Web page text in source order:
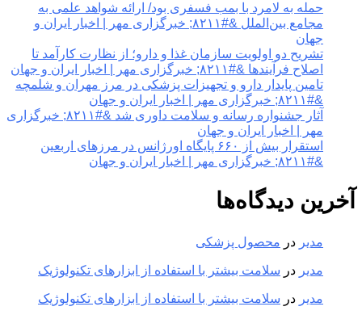
حمله به لامرد با بمب فسفری بود/ ارائه شواهد علمی به
مجامع بین‌الملل &#۸۲۱۱; خبرگزاری مهر | اخبار ایران و
جهان
تشریح دو اولویت سازمان غذا و دارو؛ از نظارت کارآمد تا
اصلاح فرآیندها &#۸۲۱۱; خبرگزاری مهر | اخبار ایران و جهان
تامین پایدار دارو و تجهیزات پزشکی در مرز مهران و شلمچه
&#۸۲۱۱; خبرگزاری مهر | اخبار ایران و جهان
آثار جشنواره رسانه و سلامت داوری شد &#۸۲۱۱; خبرگزاری
مهر | اخبار ایران و جهان
استقرار بیش از ۶۶۰ پایگاه اورژانس در مرزهای اربعین
&#۸۲۱۱; خبرگزاری مهر | اخبار ایران و جهان
آخرین دیدگاه‌ها
مدیر در محصول پزشکی
مدیر در سلامت بیشتر با استفاده از ابزارهای تکنولوژیک
مدیر در سلامت بیشتر با استفاده از ابزارهای تکنولوژیک